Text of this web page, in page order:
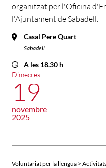
organitzat per l'Oficina
l'Ajuntament de Sabadell.
Casal Pere Quart
Sabadell
A les 18.30 h
Dimecres
19
novembre
2025
Voluntariat per la llengua > Activitats